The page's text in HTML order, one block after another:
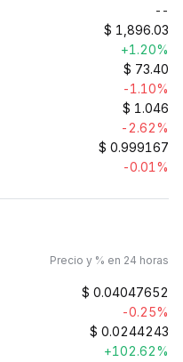
--
$ 1,896.03
+1.20%
$ 73.40
-1.10%
$ 1.046
-2.62%
$ 0.999167
-0.01%
Precio y % en 24 horas
$ 0.04047652
-0.25%
$ 0.0244243
+102.62%